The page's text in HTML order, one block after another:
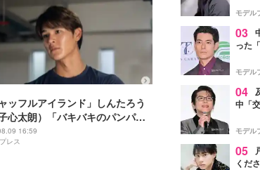
ャッフルアイランド」しんたろう
子心太朗）「バキバキのパンパン
った2年前」肉体美際立つ上裸シ
公開「彫刻みたい」「思わず見
16:59
レス
モデル
03
った
モデル
04
中「
モデル
05
くだ